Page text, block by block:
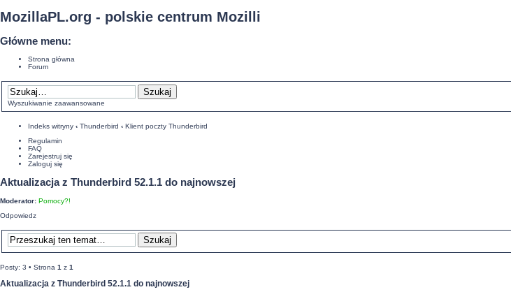
MozillaPL.org - polskie centrum Mozilli
Główne menu:
Strona główna
Forum
Wyszukiwanie zaawansowane
Indeks witryny ‹ Thunderbird ‹ Klient poczty Thunderbird
Regulamin
FAQ
Zarejestruj się
Zaloguj się
Aktualizacja z Thunderbird 52.1.1 do najnowszej
Moderator: Pomocy?!
Odpowiedz
Posty: 3 • Strona 1 z 1
Aktualizacja z Thunderbird 52.1.1 do najnowszej